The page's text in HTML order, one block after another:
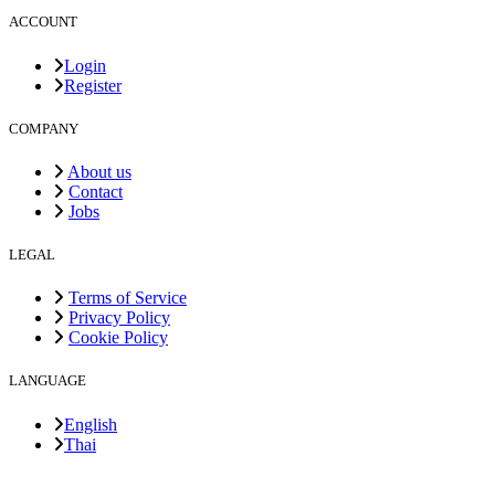
ACCOUNT
Login
Register
COMPANY
About us
Contact
Jobs
LEGAL
Terms of Service
Privacy Policy
Cookie Policy
LANGUAGE
English
Thai